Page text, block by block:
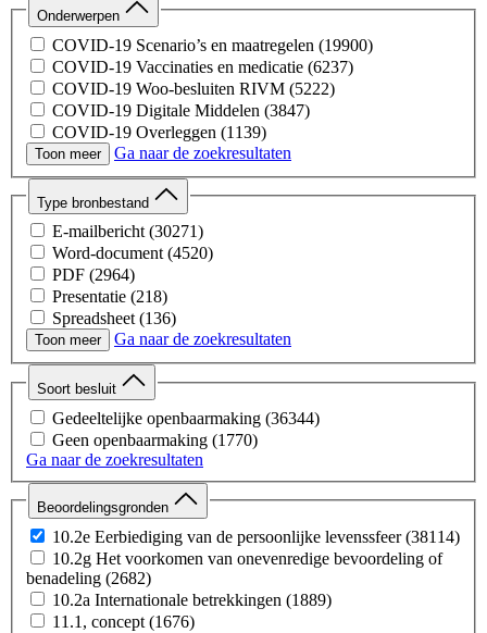
minLVVN (472)
minOCW (87)
minSZW (81)
minAZ (14)
Onderwerpen
COVID-19 Scenario’s en maatregelen (19900)
COVID-19 Vaccinaties en medicatie (6237)
COVID-19 Woo-besluiten RIVM (5222)
COVID-19 Digitale Middelen (3847)
COVID-19 Overleggen (1139)
COVID-19 Besmettelijkheid Kinderen
Opstart Corona (416)
COVID-19 Medische Hulpmiddelen (239)
COVID-19 Overleggen Overig
COVID-19 Testen (72)
COVID-19 Capaciteit Ziekenhuizen
Toon meer Ga naar de zoekresultaten
Type bronbestand
E-mailbericht (30271)
Word-document (4520)
PDF (2964)
Presentatie (218)
Spreadsheet (136)
Afbeelding (2)
Onbekend (2)
Webpagina (1)
Toon meer Ga naar de zoekresultaten
Soort besluit
Gedeeltelijke openbaarmaking (36344)
Geen openbaarmaking (1770)
Ga naar de zoekresultaten
Beoordelingsgronden
10.2e Eerbiediging van de persoonlijke levenssfeer (38114)
10.2g Het voorkomen van onevenredige bevoordeling of
benadeling (2682)
10.2a Internationale betrekkingen (1889)
11.1, concept (1676)